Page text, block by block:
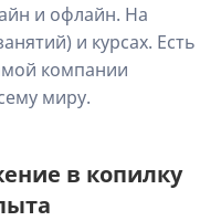
и офлайн. На
и курсах. Есть
компании
миру.
в копилку